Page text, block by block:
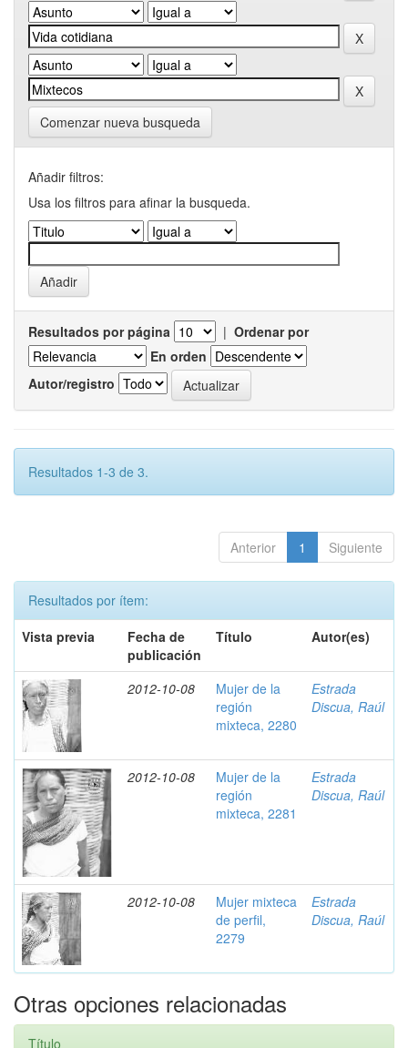
Comenzar nueva busqueda
Añadir filtros:
Usa los filtros para afinar la busqueda.
Resultados por página | Ordenar por
En orden
Autor/registro
Resultados 1-3 de 3.
Anterior 1 Siguiente
Resultados por ítem:
Vista previa
Fecha de
publicación
Título Autor(es)
2012-10-08
Mujer de la
región
mixteca, 2280
Estrada
Discua, Raúl
2012-10-08
Mujer de la
región
mixteca, 2281
Estrada
Discua, Raúl
2012-10-08
Mujer mixteca
de perfil,
2279
Estrada
Discua, Raúl
Otras opciones relacionadas
Título